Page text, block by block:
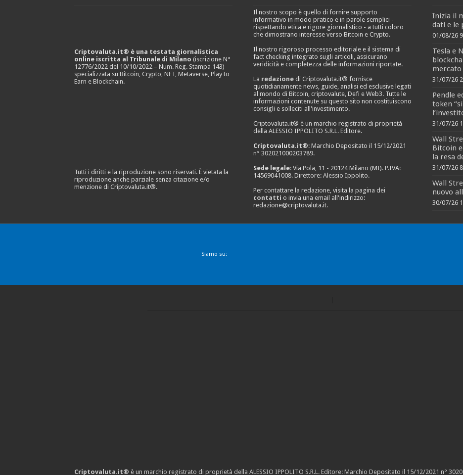
Criptovaluta.it® è una testata giornalistica
online iscritta al Tribunale di Milano (iscrizione N°
12776/2022 del 10/10/2022 – Num. Reg. Stampa 143)
specializzata su Bitcoin, Crypto, NFT, Metaverse, Play to
Earn e Blockchain.
Tutti i diritti e la riproduzione sono riservati. È vietata la
riproduzione anche parziale senza citazione e/o
menzione di Criptovaluta.it®.
Il nostro scopo è quello di fornire supporto
informativo in modo pratico e in parole semplici -
rispettando etica e rigore giornalistico - a tutti coloro
che dimostrano interesse verso Bitcoin e Crypto.
Il nostro rigoroso processo editoriale e il sistema di
fact checking integrato sugli articoli, assicurano
veridicità e completezza delle informazioni riportate.
La redazionedi Criptovaluta.it® fornisce
quotidianamente news, guide, analisi ed esclusive legati
al mondo di Bitcoin, criptovalute, Defi e Web3. Tutte le
informazioni contenute su questo sito non costituiscono
consigli e solleciti all'investimento.
Criptovaluta.it® è un marchio registrato di proprietà
della ALESSIO IPPOLITO S.R.L. Editore.
Criptovaluta.it®: Marchio Depositato il 15/12/2021
n° 302021000203789.
Sede legale: Via Pola, 11 - 20124 Milano (MI). P.IVA:
14569041008. Direttore: Alessio Ippolito.
Per contattare la redazione, visita la pagina dei
contatti o invia una email all'indirizzo:
redazione@criptovaluta.it.
Inizia il
dati e le
01/08/26
Tesla e
mercato
31/07/26
Pendle
token
31/07/26
Wall
Bitcoin
la resa
31/07/26
Wall
nuovo
30/07/26
Siamo su:
Criptovaluta.it® è un marchio registrato di proprietà della ALESSIO IPPOLITO S.R.L. Editore: Marchio Depositato il 15/12/2021 n°